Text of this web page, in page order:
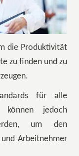
die Produktivität
zu finden und zu
für alle
können jedoch
um den
Arbeitnehmer